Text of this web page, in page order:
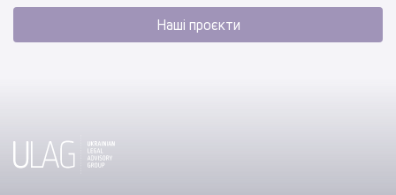
Наші проєкти